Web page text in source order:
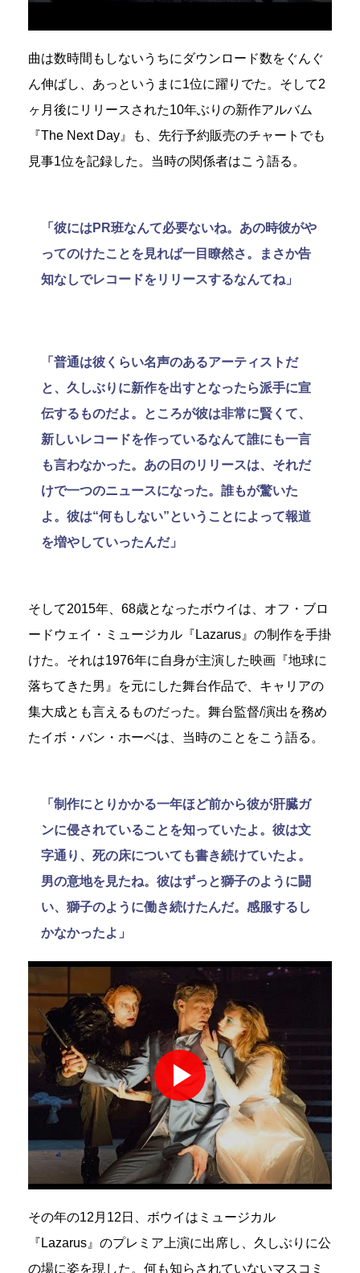
曲は数時間もしないうちにダウンロード数をぐんぐ
ん伸ばし、あっというまに1位に躍りでた。そして2
ヶ月後にリリースされた10年ぶりの新作アルバム
『The Next Day』も、先行予約販売のチャートでも
見事1位を記録した。当時の関係者はこう語る。
「彼にはPR班なんて必要ないね。あの時彼がや
ってのけたことを見れば一目瞭然さ。まさか告
知なしでレコードをリリースするなんてね」
「普通は彼くらい名声のあるアーティストだ
と、久しぶりに新作を出すとなったら派手に宣
伝するものだよ。ところが彼は非常に賢くて、
新しいレコードを作っているなんて誰にも一言
も言わなかった。あの日のリリースは、それだ
けで一つのニュースになった。誰もが驚いた
よ。彼は“何もしない”ということによって報道
を増やしていったんだ」
そして2015年、68歳となったボウイは、オフ・ブロ
ードウェイ・ミュージカル『Lazarus』の制作を手掛
けた。それは1976年に自身が主演した映画『地球に
落ちてきた男』を元にした舞台作品で、キャリアの
集大成とも言えるものだった。舞台監督/演出を務め
たイボ・バン・ホーベは、当時のことをこう語る。
「制作にとりかかる一年ほど前から彼が肝臓ガ
ンに侵されていることを知っていたよ。彼は文
字通り、死の床についても書き続けていたよ。
男の意地を見たね。彼はずっと獅子のように闘
い、獅子のように働き続けたんだ。感服するし
かなかったよ」
その年の12月12日、ボウイはミュージカル
『Lazarus』のプレミア上演に出席し、久しぶりに公
の場に姿を現した。何も知らされていないマスコミ